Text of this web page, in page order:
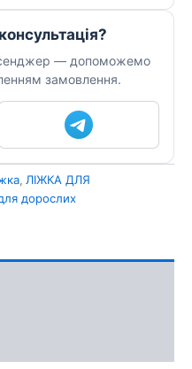
— допоможемо
замовлення.
, ЛІЖКА ДЛЯ
дорослих